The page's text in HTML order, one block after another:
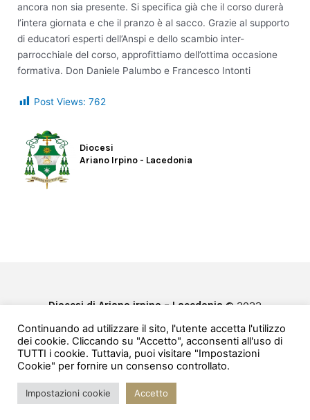
ancora non sia presente. Si specifica già che il corso durerà
l’intera giornata e che il pranzo è al sacco. Grazie al supporto
di educatori esperti dell’Anspi e dello scambio inter-
parrocchiale del corso, approfittiamo dell’ottima occasione
formativa. Don Daniele Palumbo e Francesco Intonti
Post Views: 762
Diocesi
Ariano Irpino - Lacedonia
Diocesi di Ariano irpino – Lacedonia © 2022
Privacy & Cookie Policy
Powered bye-Direct
Continuando ad utilizzare il sito, l'utente accetta l'utilizzo
dei cookie. Cliccando su "Accetto", acconsenti all'uso di
TUTTI i cookie. Tuttavia, puoi visitare "Impostazioni
Cookie" per fornire un consenso controllato.
Impostazioni cookie Accetto